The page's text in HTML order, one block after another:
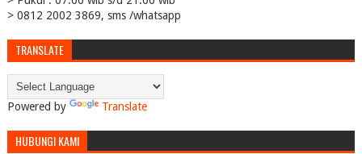
> 0812 2002 3869, sms /whatsapp
TRANSLATE
Powered by Translate
HUBUNGI KAMI